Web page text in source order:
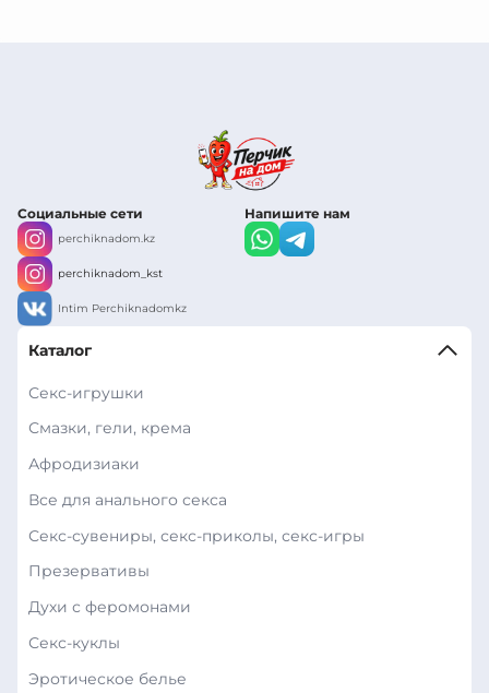
Социальные сети
perchiknadom.kz
perchiknadom_kst
Intim Perchiknadomkz
Напишите нам
Каталог
Секс-игрушки
Смазки, гели, крема
Афродизиаки
Все для анального секса
Секс-сувениры, секс-приколы, секс-игры
Презервативы
Духи с феромонами
Секс-куклы
Эротическое белье